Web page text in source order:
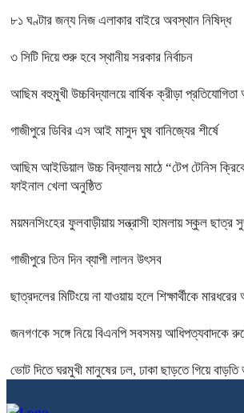
৮১ ঘণ্টার জন্য নিজ এলাকার বাইরে অবস্থান নিষিদ্ধ
৩ সিটি দিয়ে শুরু হবে স্থানীয় সরকার নির্বাচন
আছিম বহুমুখী উচ্চবিদ্যালয়ে বার্ষিক ক্রীড়া প্রতিযোগিতা
গাজীপুরে ডিবির এস আই মাসুদ ঘুষ বানিজ্যের শীর্ষে
আছিম আইডিয়াল উচ্চ বিদ্যালয় মাঠে “টেপ টেনিস
ফাইনাল খেলা অনুষ্ঠিত
ময়মনসিংহের ফুলবাড়ীয়ায় সন্ত্রাসী হামলায় স্কুল
গাজীপুরে তিন দিন ব্যাপী লালন উৎসব
ছাত্রদলের মিটিংয়ে না যাওয়ায় হলে শিক্ষার্থীকে
জনগণকে সঙ্গে নিয়ে বিএনপি সবসময় আধিপত্যবাদকে
ভোট দিতে ঘরমুখী মানুষের ঢল, ঢাকা ছাড়তে গিয়ে